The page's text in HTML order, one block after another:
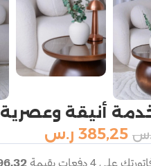
أنيقة وعصرية
385,25 ر.س